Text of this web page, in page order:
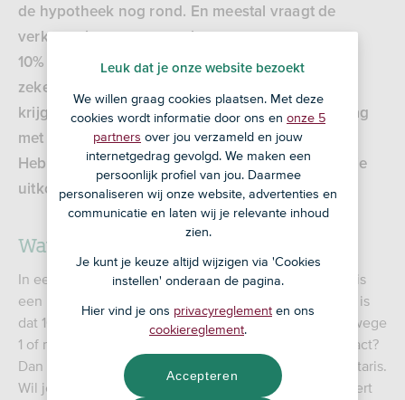
de hypotheek nog rond. En meestal vraagt de
verkoper je om een waarborgsom van
10% van de koopsom. Zo heeft de verkoper
zekerheid dat hij of zij die 10%
krijgt als de koop niet doorgaat. Je kunt dit bedrag
met je eigen geld betalen.
Heb je dat bedrag niet? Dan kan een bankgarantie
uitkomst bieden.
Wat is een waarborgsom?
In een koopcontract staat vaak een waarborgsom. Dit is
een bedrag dat je stort bij de notaris als borg. Meestal is
dat 10% van de koopsom. Gaat de koop niet door vanwege
1 of meer ontbindende voorwaarden in het koopcontract?
Dan krijg je als koper de waarborgsom terug via de notaris.
Wil je van de koop afzien voordat je hypotheek passeert
Leuk dat je onze website bezoekt
We willen graag cookies plaatsen. Met deze
cookies wordt informatie door ons en onze 5
partners over jou verzameld en jouw
internetgedrag gevolgd. We maken een
persoonlijk profiel van jou. Daarmee
personaliseren wij onze website, advertenties en
communicatie en laten wij je relevante inhoud
zien.
Je kunt je keuze altijd wijzigen via 'Cookies
instellen' onderaan de pagina.
Hier vind je ons privacyreglement en ons
cookiereglement.
Accepteren